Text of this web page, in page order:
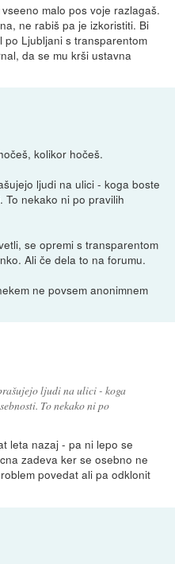
malo pos voje razlagaš.
ne rabiš pa je izkoristiti. Bi
Ljubljani s transparentom
da se mu krši ustavna
kolikor hočeš.
ljudi na ulici - koga boste
To nekako ni po pravilih
se opremi s transparentom
Ali če dela to na forumu.
ne povsem anonimnem
ljudi na ulici - koga
To nekako ni po
leta nazaj - pa ni lepo se
zadeva ker se osebno ne
povedat ali pa odklonit